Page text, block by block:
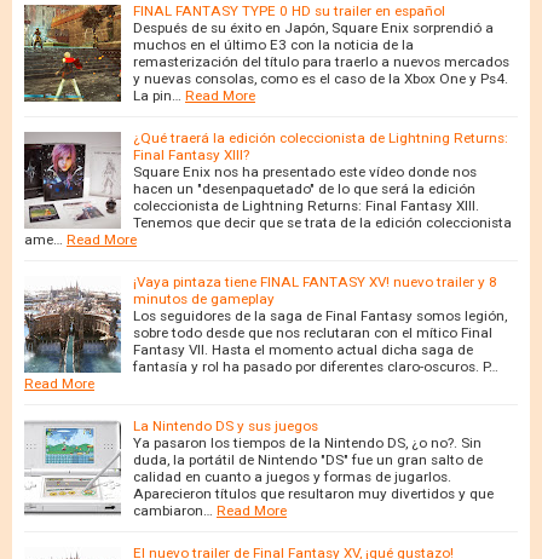
FINAL FANTASY TYPE 0 HD su trailer en español
Después de su éxito en Japón, Square Enix sorprendió a
muchos en el último E3 con la noticia de la
remasterización del título para traerlo a nuevos mercados
y nuevas consolas, como es el caso de la Xbox One y Ps4.
La pin… Read More
¿Qué traerá la edición coleccionista de Lightning Returns:
Final Fantasy XIII?
Square Enix nos ha presentado este vídeo donde nos
hacen un "desenpaquetado" de lo que será la edición
coleccionista de Lightning Returns: Final Fantasy XIII.
Tenemos que decir que se trata de la edición coleccionista
ame… Read More
¡Vaya pintaza tiene FINAL FANTASY XV! nuevo trailer y 8
minutos de gameplay
Los seguidores de la saga de Final Fantasy somos legión,
sobre todo desde que nos reclutaran con el mítico Final
Fantasy VII. Hasta el momento actual dicha saga de
fantasía y rol ha pasado por diferentes claro-oscuros. P…
Read More
La Nintendo DS y sus juegos
Ya pasaron los tiempos de la Nintendo DS, ¿o no?. Sin
duda, la portátil de Nintendo "DS" fue un gran salto de
calidad en cuanto a juegos y formas de jugarlos.
Aparecieron títulos que resultaron muy divertidos y que
cambiaron… Read More
El nuevo trailer de Final Fantasy XV, ¡qué gustazo!